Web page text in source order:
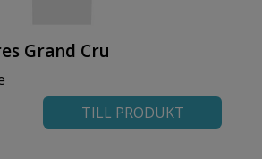
Grand Cru
TILL PRODUKT